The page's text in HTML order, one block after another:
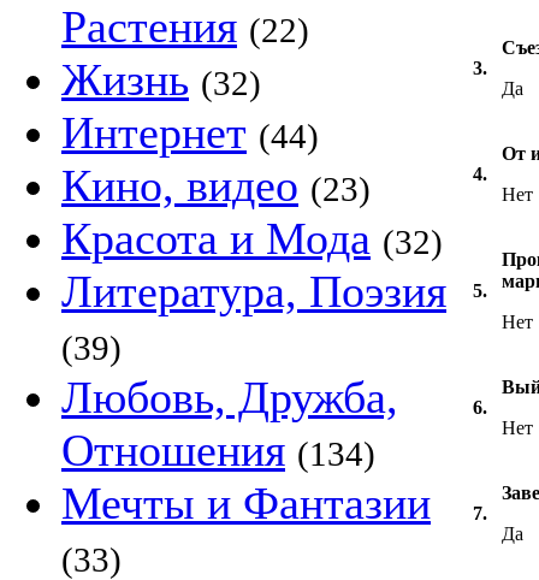
Растения (22)
Жизнь (32)
Интернет (44)
Кино, видео (23)
Красота и Мода (32)
Литература, Поэзия
(39)
Любовь, Дружба,
Отношения (134)
Мечты и Фантазии
(33)
3.
Да
4.
От
Нет
5.
Нет
6.
Нет
7.
Да